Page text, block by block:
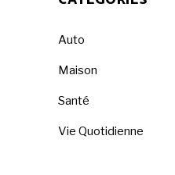
Auto
Maison
Santé
Vie Quotidienne